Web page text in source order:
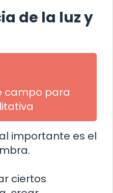
de la luz y
campo para
importante es el
ciertos